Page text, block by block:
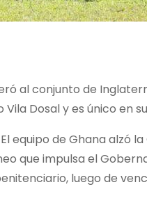
al conjunto de
Dosal y es único en
equipo de Ghana alzó
que impulsa el
luego de